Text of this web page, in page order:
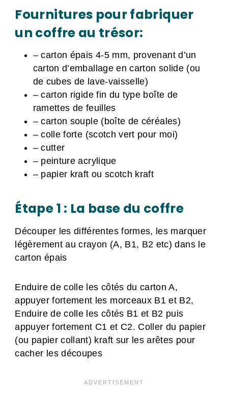
Fournitures pour fabriquer
un coffre au trésor:
– carton épais 4-5 mm, provenant d’un
carton d’emballage en carton solide (ou
de cubes de lave-vaisselle)
– carton rigide fin du type boîte de
ramettes de feuilles
– carton souple (boîte de céréales)
– colle forte (scotch vert pour moi)
– cutter
– peinture acrylique
– papier kraft ou scotch kraft
Étape 1 : La base du coffre
Découper les différentes formes, les marquer
légèrement au crayon (A, B1, B2 etc) dans le
carton épais
Enduire de colle les côtés du carton A,
appuyer fortement les morceaux B1 et B2,
Enduire de colle les côtés B1 et B2 puis
appuyer fortement C1 et C2. Coller du papier
(ou papier collant) kraft sur les arêtes pour
cacher les découpes